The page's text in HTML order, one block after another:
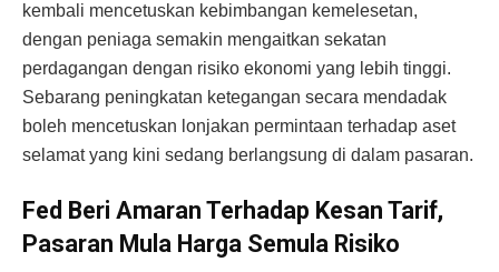
kembali mencetuskan kebimbangan kemelesetan,
dengan peniaga semakin mengaitkan sekatan
perdagangan dengan risiko ekonomi yang lebih tinggi.
Sebarang peningkatan ketegangan secara mendadak
boleh mencetuskan lonjakan permintaan terhadap aset
selamat yang kini sedang berlangsung di dalam pasaran.
Fed Beri Amaran Terhadap Kesan Tarif,
Pasaran Mula Harga Semula Risiko